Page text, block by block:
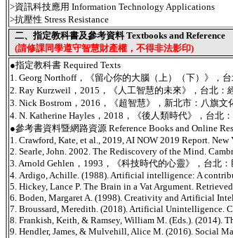
>資訊科技應用 Information Technology Applications
>抗壓性 Stress Resistance
二、指定教科書及參考資料 Textbooks and Reference
(請修課同學遵守智慧財產權，不得非法影印)
●指定教科書 Required Texts
1. Georg Northoff，《留心你的大腦（上）（下）》，台
2. Ray Kurzweil，2015，《人工智慧的未來》，台北：
3. Nick Bostrom，2016，《超智慧》，新北市：八旗文
4. N. Katherine Hayles，2018，《後人類時代》，台北：
●參考書資料暨網路資源 Reference Books and Online
1. Crawford, Kate, et al., 2019, AI NOW 2019 Report.
2. Searle, John. 2002. The Rediscovery of the Mind.
3. Arnold Gehlen，1993，《科技時代的心靈》，台北：
4. Ardigo, Achille. (1988). Artificial intelligence: A
5. Hickey, Lance P. The Brain in a Vat Argument.
6. Boden, Margaret A. (1998). Creativity and Artificial
7. Broussard, Meredith. (2018). Artificial Unintelligence.
8. Frankish, Keith, & Ramsey, William M. (Eds.). (2014).
9. Hendler, James, & Mulvehill, Alice M. (2016). Social